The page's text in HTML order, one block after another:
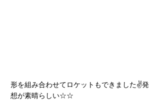
形を組み合わせてロケットもできました✌発
想が素晴らしい☆☆